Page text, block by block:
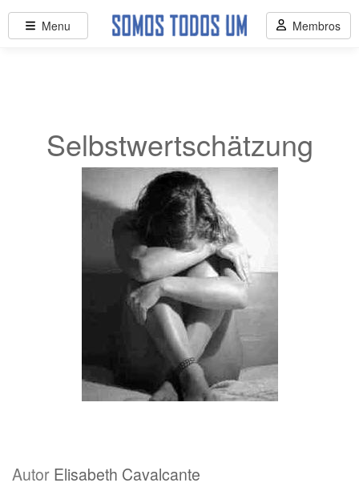
Selbstwertschätzung
Autor Elisabeth Cavalcante
Menu Membros